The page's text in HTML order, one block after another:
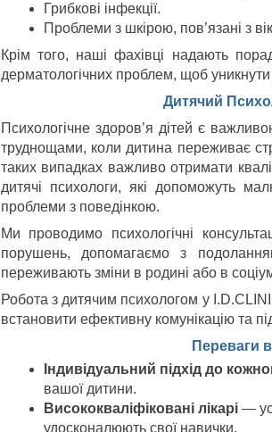
Грибкові інфекції.
Проблеми з шкірою, пов’язані з
Крім того, наші фахівці надають
дерматологічних проблем, щоб
Дитячий
Психологічне здоров’я дітей є
труднощами, коли дитина переживає
таких випадках важливо отримати
дитячі психологи, які допоможуть
проблеми з поведінкою.
Ми проводимо психологічні
порушень, допомагаємо з
переживають зміни в родині або в
Робота з дитячим психологом у
встановити ефективну комунікацію та
Переваги
Індивідуальний підхід до
вашої дитини.
Висококваліфіковані лікарі—
удосконалюють свої навички.